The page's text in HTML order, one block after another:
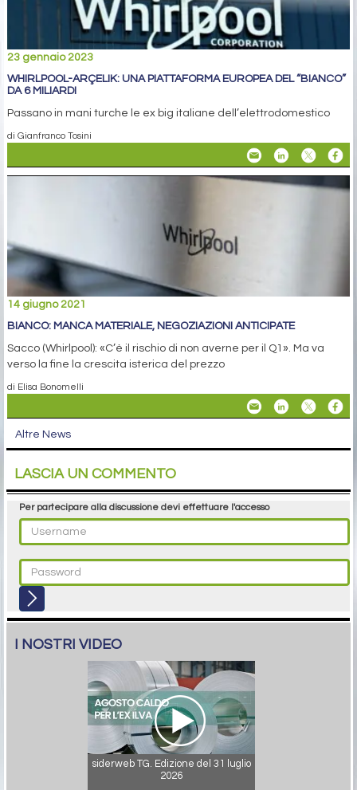
23 gennaio 2023
WHIRLPOOL-ARÇELIK: UNA PIATTAFORMA EUROPEA DEL “BIANCO”
DA 6 MILIARDI
Passano in mani turche le ex big italiane dell’elettrodomestico
di Gianfranco Tosini
14 giugno 2021
BIANCO: MANCA MATERIALE, NEGOZIAZIONI ANTICIPATE
Sacco (Whirlpool): «C’è il rischio di non averne per il Q1». Ma va
verso la fine la crescita isterica del prezzo
di Elisa Bonomelli
Altre News
LASCIA UN COMMENTO
Per partecipare alla discussione devi effettuare l'accesso
I NOSTRI VIDEO
siderweb TG. Edizione del 31 luglio
2026